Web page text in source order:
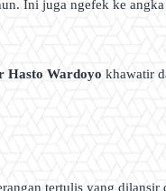
Ini juga ngefek ke
Hasto Wardoyo khawatir
tertulis yang